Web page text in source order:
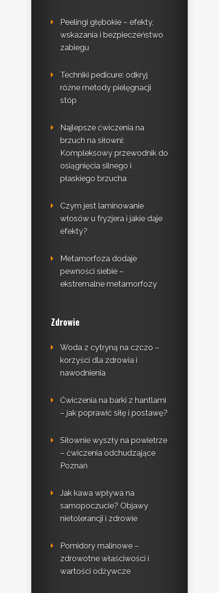
Peelingi głębokie – efekty,
wskazania i bezpieczeństwo
zabiegu
Techniki pedicure: odkryj
różne metody pielęgnacji
stóp
Najlepsze ćwiczenia na
brzuch na siłowni:
Kompleksowy przewodnik do
osiągnięcia silnego i
płaskiego brzucha
Czym jest laminowanie
włosów u fryzjera i jakie daje
efekty?
Metamorfoza dodaje
pewności siebie –
ekstremalne metamorfozy
Zdrowie
Woda z cytryną na czczo –
korzyści dla zdrowia i
nawodnienia
Ćwiczenia na barki z hantlami
– jak poprawić siłę i postawę?
Siłownie wyszły na powietrze
– ćwiczenia odchudzające
Poznań
Jak kawa wpływa na
samopoczucie? Objawy
nietolerancji i zdrowie
Pomidory malinowe –
zdrowotne właściwości i
wartości odżywcze